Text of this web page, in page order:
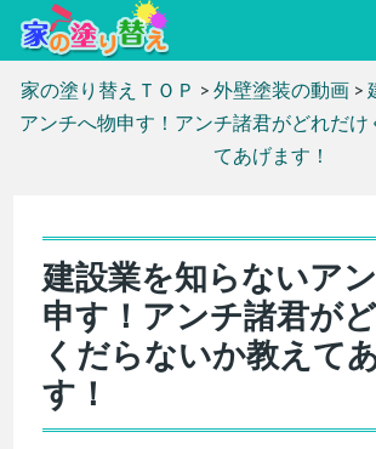
家の塗り替えＴＯＰ > 外壁塗装の動画 >
アンチへ物申す！アンチ諸君がどれだけ
てあげます！
建設業を知らないア
申す！アンチ諸君が
くだらないか教えて
す！